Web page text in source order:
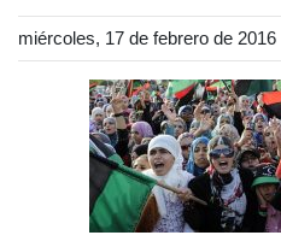
miércoles, 17 de febrero de 2016